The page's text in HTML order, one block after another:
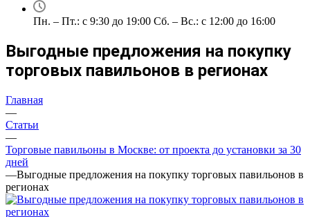
Пн. – Пт.: с 9:30 до 19:00 Сб. – Вс.: с 12:00 до 16:00
Выгодные предложения на покупку
торговых павильонов в регионах
Главная
—
Статьи
—
Торговые павильоны в Москве: от проекта до установки за 30
дней
—Выгодные предложения на покупку торговых павильонов в
регионах